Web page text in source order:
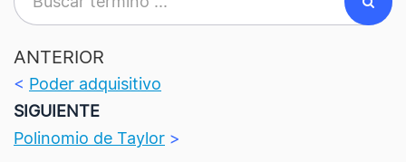
ANTERIOR
< Poder adquisitivo
SIGUIENTE
Polinomio de Taylor >